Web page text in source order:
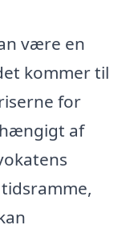
være en
kommer til
for
af